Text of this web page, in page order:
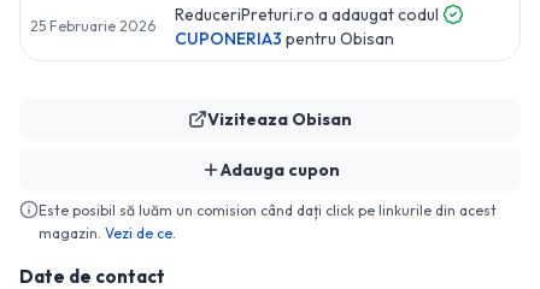
Viziteaza Obisan
Adauga cupon
Este posibil să luăm un comision când dați click pe linkurile din acest
magazin. Vezi de ce.
Date de contact
25 Februarie 2026
ReduceriPreturi.ro a adaugat codul
CUPONERIA3 pentru Obisan